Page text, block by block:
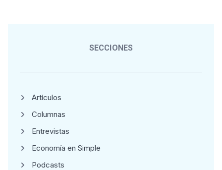
SECCIONES
Artículos
Columnas
Entrevistas
Economía en Simple
Podcasts